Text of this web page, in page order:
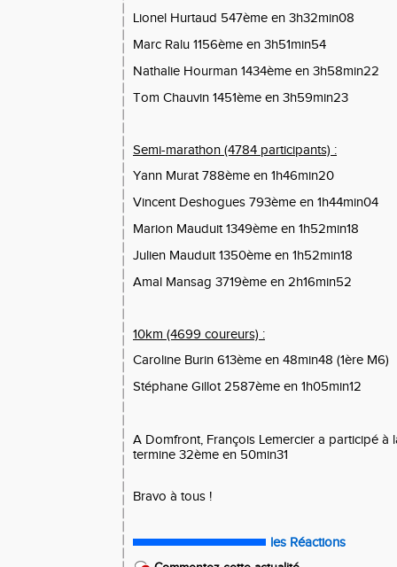
Lionel Hurtaud 547ème en 3h32min08
Marc Ralu 1156ème en 3h51min54
Nathalie Hourman 1434ème en 3h58min22
Tom Chauvin 1451ème en 3h59min23
Semi-marathon (4784 participants) :
Yann Murat 788ème en 1h46min20
Vincent Deshogues 793ème en 1h44min04
Marion Mauduit 1349ème en 1h52min18
Julien Mauduit 1350ème en 1h52min18
Amal Mansag 3719ème en 2h16min52
10km (4699 coureurs) :
Caroline Burin 613ème en 48min48 (1ère M6)
Stéphane Gillot 2587ème en 1h05min12
A Domfront, François Lemercier a participé à
termine 32ème en 50min31
Bravo à tous !
les Réactions